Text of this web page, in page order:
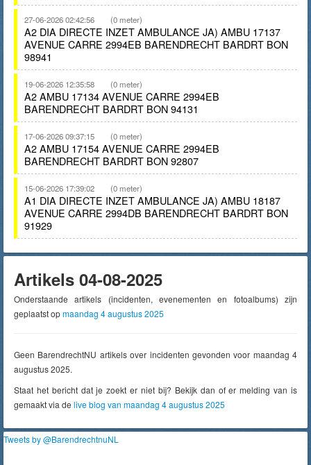
27-06-2026 02:42:56 (0 meter)
A2 DIA DIRECTE INZET AMBULANCE JA) AMBU 17137
AVENUE CARRE 2994EB BARENDRECHT BARDRT BON
98941
19-06-2026 12:35:58 (0 meter)
A2 AMBU 17134 AVENUE CARRE 2994EB
BARENDRECHT BARDRT BON 94131
17-06-2026 09:37:15 (0 meter)
A2 AMBU 17154 AVENUE CARRE 2994EB
BARENDRECHT BARDRT BON 92807
15-06-2026 17:39:02 (0 meter)
A1 DIA DIRECTE INZET AMBULANCE JA) AMBU 18187
AVENUE CARRE 2994DB BARENDRECHT BARDRT BON
91929
Artikels 04-08-2025
Onderstaande artikels (incidenten, evenementen en fotoalbums) zijn
geplaatst opmaandag 4 augustus 2025
Geen BarendrechtNU artikels over incidenten gevonden voor maandag 4
augustus 2025.
Staat het bericht dat je zoekt er niet bij? Bekijk dan of er melding van is
gemaakt via de live blog van maandag 4 augustus 2025
Tweets by @BarendrechtnuNL